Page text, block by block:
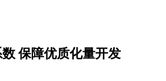
保障优质化量开发